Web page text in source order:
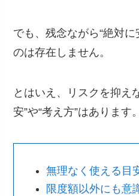
でも、残念ながら“絶対
のは存在しません。
とはいえ、リスクを抑え
安”や“考え方”はあります。
無理なく使える目
限度額以外にも意